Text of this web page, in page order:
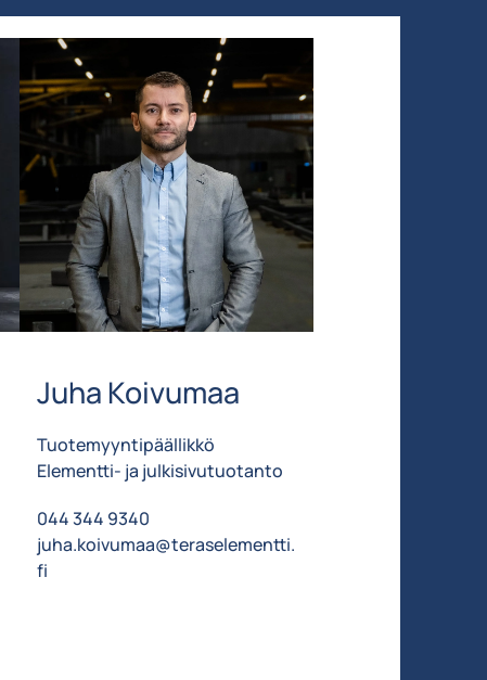
Juha Koivumaa
Tuotemyyntipäällikkö
Elementti- ja julkisivutuotanto
044 344 9340
juha.koivumaa@teraselementti.
fi